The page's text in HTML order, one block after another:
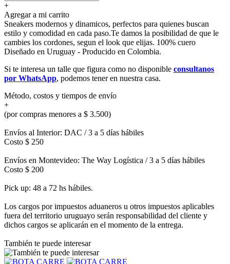
+
Agregar a mi carrito
Sneakers modernos y dinamicos, perfectos para quienes buscan
estilo y comodidad en cada paso.Te damos la posibilidad de que le
cambies los cordones, segun el look que elijas. 100% cuero
Diseñado en Uruguay - Producido en Colombia.
Si te interesa un talle que figura como no disponible consultanos
por WhatsApp, podemos tener en nuestra casa.
Método, costos y tiempos de envío
+
(por compras menores a $ 3.500)
Envíos al Interior: DAC / 3 a 5 días hábiles
Costo $ 250
Envíos en Montevideo: The Way Logística / 3 a 5 días hábiles
Costo $ 200
Pick up: 48 a 72 hs hábiles.
Los cargos por impuestos aduaneros u otros impuestos aplicables
fuera del territorio uruguayo serán responsabilidad del cliente y
dichos cargos se aplicarán en el momento de la entrega.
También te puede interesar